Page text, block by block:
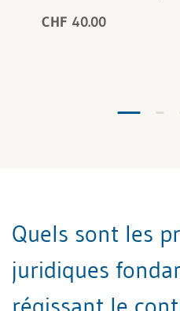
CHF 40.00
Quels sont les
juridiques